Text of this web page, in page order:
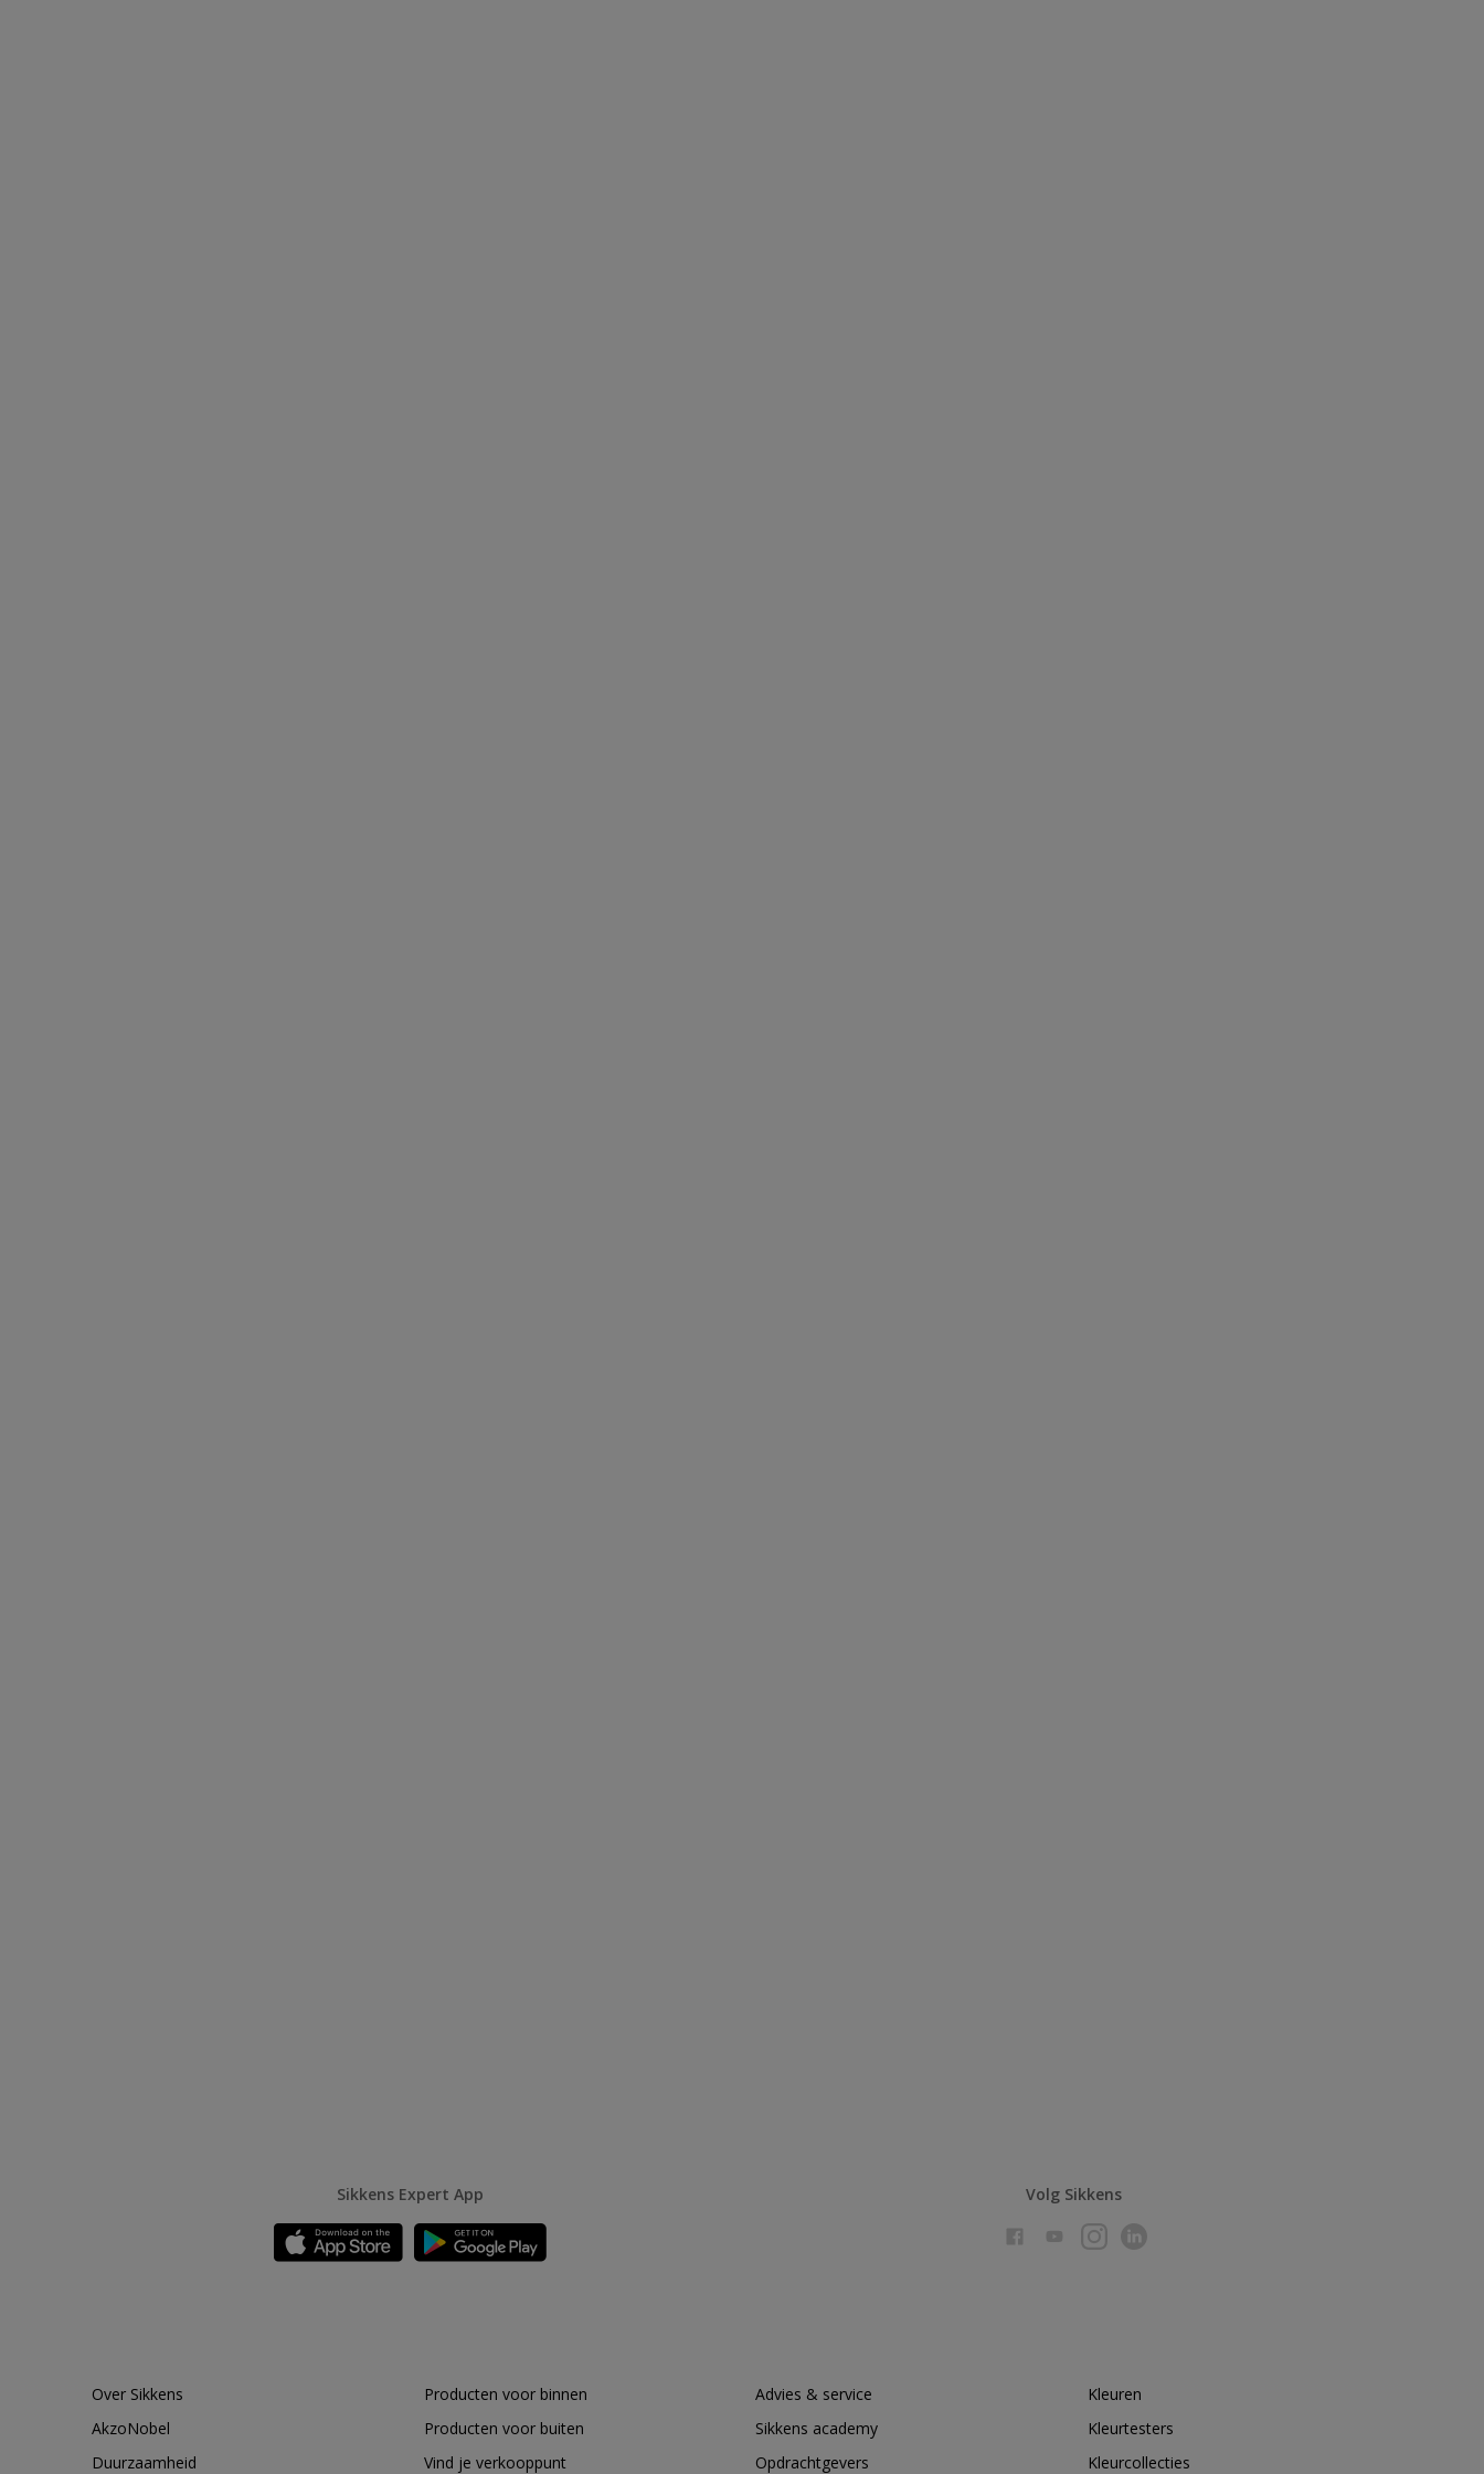
Sikkens Expert App Volg Sikkens
Over Sikkens
AkzoNobel
Duurzaamheid
Producten voor binnen
Producten voor buiten
Vind je verkooppunt
Advies & service
Sikkens academy
Opdrachtgevers
Kleuren
Kleurtesters
Kleurcollecties